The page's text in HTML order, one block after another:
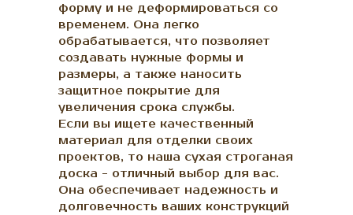
форму и не деформироваться со
временем. Она легко
обрабатывается, что позволяет
создавать нужные формы и
размеры, а также наносить
защитное покрытие для
увеличения срока службы.
Если вы ищете качественный
материал для отделки своих
проектов, то наша сухая строганая
доска - отличный выбор для вас.
Она обеспечивает надежность и
долговечность ваших конструкций